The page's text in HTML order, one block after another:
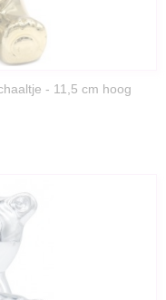
- 11,5 cm hoog